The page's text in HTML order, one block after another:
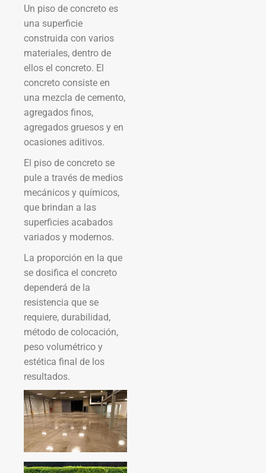
Un piso de concreto es
una superficie
construida con varios
materiales, dentro de
ellos el concreto. El
concreto consiste en
una mezcla de cemento,
agregados finos,
agregados gruesos y en
ocasiones aditivos.
El piso de concreto se
pule a través de medios
mecánicos y químicos,
que brindan a las
superficies acabados
variados y modernos.
La proporción en la que
se dosifica el concreto
dependerá de la
resistencia que se
requiere, durabilidad,
método de colocación,
peso volumétrico y
estética final de los
resultados.